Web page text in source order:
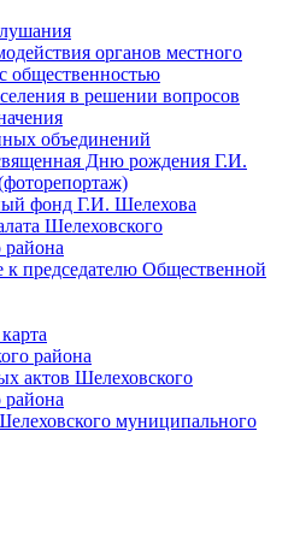
органов местного
общественностью
в решении вопросов
объединений
Дню рождения Г.И.
фонд Г.И. Шелехова
Шелеховского
председателю Общественной
района
актов Шелеховского
муниципального